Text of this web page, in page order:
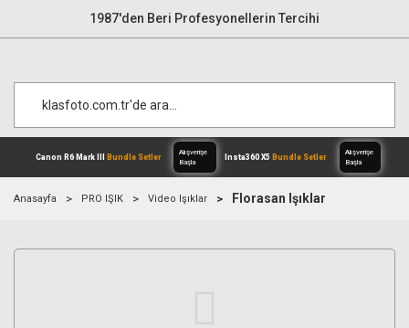
1987'den Beri Profesyonellerin Tercihi
Alışverişe
Anasayfa PRO IŞIK Video Işıklar Florasan Işıklar